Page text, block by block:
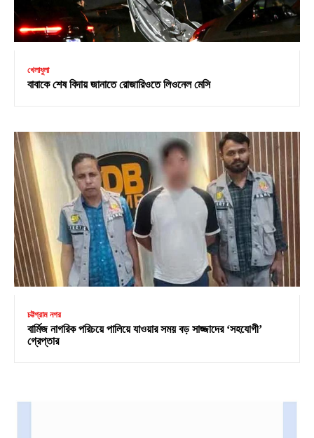
খেলাধুলা
বাবাকে শেষ বিদায় জানাতে রোজারিওতে লিওনেল মেসি
চট্টগ্রাম নগর
বার্মিজ নাগরিক পরিচয়ে পালিয়ে যাওয়ার সময় বড় সাজ্জাদের ‘সহযোগী’
গ্রেপ্তার